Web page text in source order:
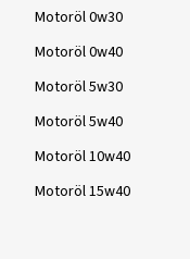
Motoröl 0w30
Motoröl 0w40
Motoröl 5w30
Motoröl 5w40
Motoröl 10w40
Motoröl 15w40